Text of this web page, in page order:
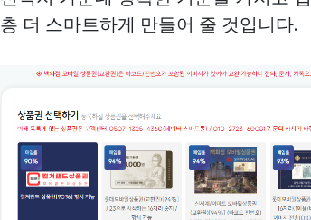
층 더 스마트하게 만들어 줄 것입니다.